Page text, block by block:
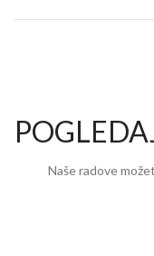
Naše radove